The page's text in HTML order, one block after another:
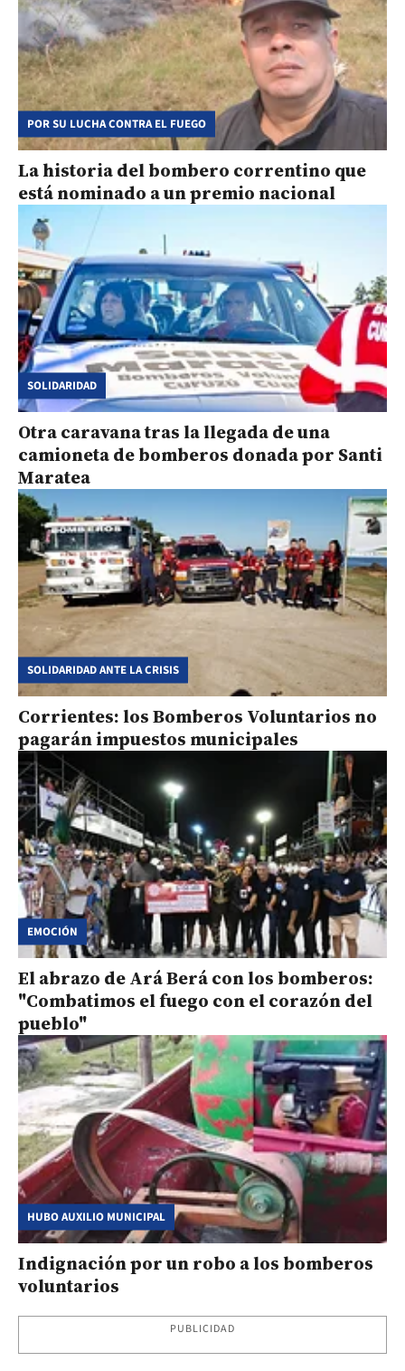
POR SU LUCHA CONTRA EL FUEGO
La historia del bombero correntino que
está nominado a un premio nacional
SOLIDARIDAD
Otra caravana tras la llegada de una
camioneta de bomberos donada por Santi
Maratea
SOLIDARIDAD ANTE LA CRISIS
Corrientes: los Bomberos Voluntarios no
pagarán impuestos municipales
EMOCIÓN
El abrazo de Ará Berá con los bomberos:
"Combatimos el fuego con el corazón del
pueblo"
HUBO AUXILIO MUNICIPAL
Indignación por un robo a los bomberos
voluntarios
PUBLICIDAD